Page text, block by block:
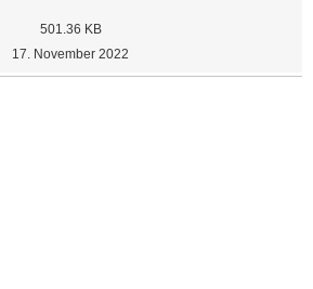
501.36 KB
17. November 2022